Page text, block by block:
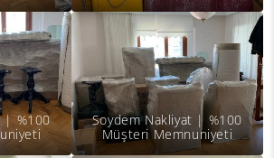
| %100
Soydem Nakliyat | %100
Müşteri Memnuniyeti